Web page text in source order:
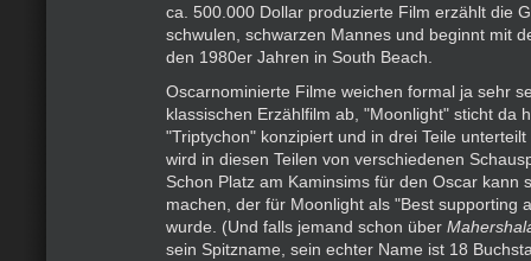
ca. 500.000 Dollar produzierte Film erzählt die
schwulen, schwarzen Mannes und beginnt mit
den 1980er Jahren in South Beach.
Oscarnominierte Filme weichen formal ja sehr
klassischen Erzählfilm ab, "Moonlight" sticht da
"Triptychon" konzipiert und in drei Teile
wird in diesen Teilen von verschiedenen
Schon Platz am Kaminsims für den Oscar kann
machen, der für Moonlight als "Best supporting
wurde. (Und falls jemand schon über
sein Spitzname, sein echter Name ist 18